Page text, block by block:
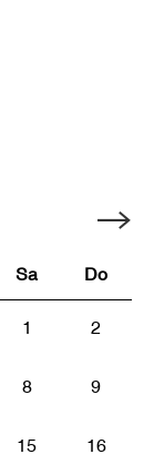
Sa Do
1 2
8 9
15 16